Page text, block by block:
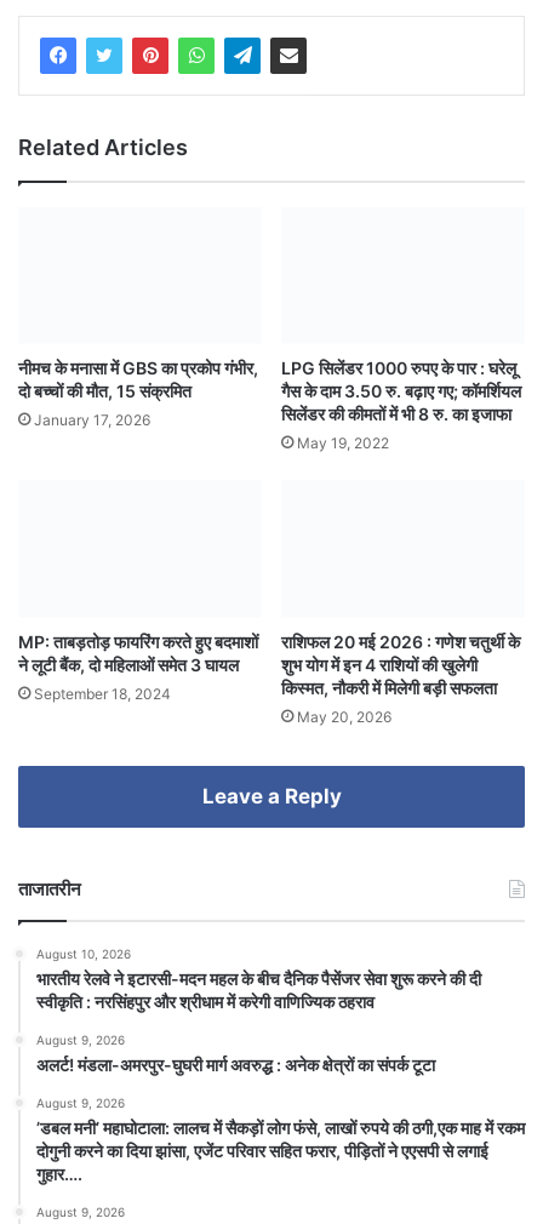
Related Articles
नीमच के मनासा में GBS का प्रकोप गंभीर,
दो बच्चों की मौत, 15 संक्रमित
January 17, 2026
LPG सिलेंडर 1000 रुपए के पार : घरेलू
गैस के दाम 3.50 रु. बढ़ाए गए; कॉमर्शियल
सिलेंडर की कीमतों में भी 8 रु. का इजाफा
May 19, 2022
MP: ताबड़तोड़ फायरिंग करते हुए बदमाशों
ने लूटी बैंक, दो महिलाओं समेत 3 घायल
September 18, 2024
राशिफल 20 मई 2026 : गणेश चतुर्थी के
शुभ योग में इन 4 राशियों की खुलेगी
किस्मत, नौकरी में मिलेगी बड़ी सफलता
May 20, 2026
Leave a Reply
ताजातरीन
August 10, 2026
भारतीय रेलवे ने इटारसी-मदन महल के बीच दैनिक पैसेंजर सेवा शुरू करने की दी
स्वीकृति : नरसिंहपुर और श्रीधाम में करेगी वाणिज्यिक ठहराव
August 9, 2026
अलर्ट! मंडला-अमरपुर-घुघरी मार्ग अवरुद्ध : अनेक क्षेत्रों का संपर्क टूटा
August 9, 2026
​’डबल मनी’ महाघोटाला: लालच में सैकड़ों लोग फंसे, लाखों रुपये की ठगी,एक माह में रकम
दोगुनी करने का दिया झांसा, एजेंट परिवार सहित फरार, पीड़ितों ने एएसपी से लगाई
गुहार….
August 9, 2026